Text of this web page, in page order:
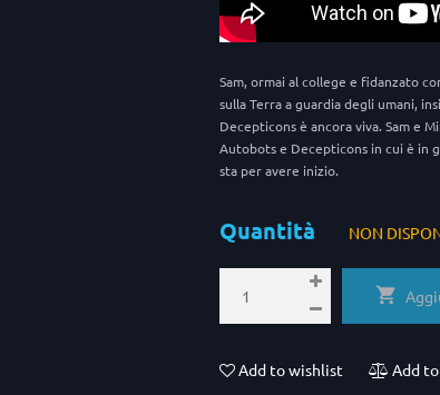
Sam, ormai al college e fidanzato
sulla Terra a guardia degli umani,
Decepticons è ancora viva. Sam e
Autobots e Decepticons in cui è in
sta per avere inizio.
Quantità NON
Add to wishlist Add